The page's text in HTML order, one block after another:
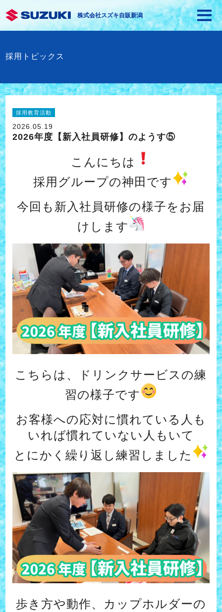
株式会社スズキ自販新潟
採用トピックス
採用教育活動
2026.05.19
2026年度【新入社員研修】のようす⑤
こんにちは
採用グループの神田です
今回も新入社員研修の様子をお届
けします
こちらは、ドリンクサービスの練
習の様子です
お客様への応対に慣れている人も
いれば慣れていない人もいて
とにかく繰り返し練習しました
歩き方や動作、カップホルダーの